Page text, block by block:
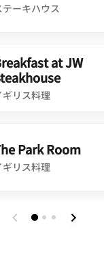
テーキハウス
at JW
ギリス料理
at JW Steakhouse
Park Room
ギリス料理
Room